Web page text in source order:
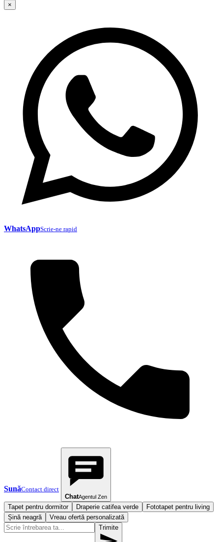
×
WhatsAppScrie-ne rapid
SunăContact direct
ChatAgentul Zen
Tapet pentru dormitor Draperie catifea verde
Fototapet pentru living
Șină neagră
Vreau ofertă personalizată
Trimite